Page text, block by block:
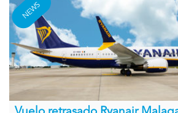
NEWS